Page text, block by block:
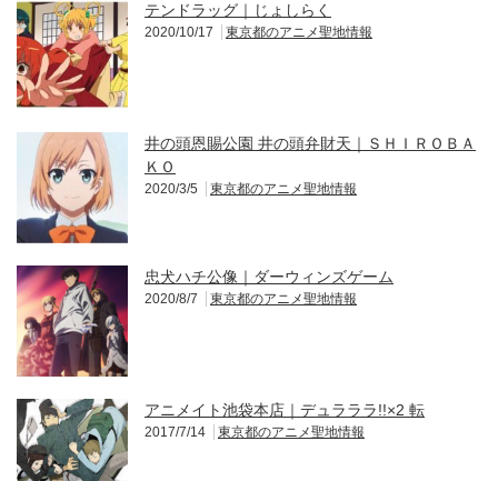
テンドラッグ｜じょしらく
2020/10/17 東京都のアニメ聖地情報
井の頭恩賜公園 井の頭弁財天｜ＳＨＩＲＯＢＡ
ＫＯ
2020/3/5 東京都のアニメ聖地情報
忠犬ハチ公像｜ダーウィンズゲーム
2020/8/7 東京都のアニメ聖地情報
アニメイト池袋本店｜デュラララ!!×2 転
2017/7/14 東京都のアニメ聖地情報